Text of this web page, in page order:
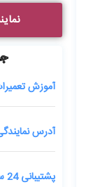
آموزش
آدرس
پشتیبانی 24 ساعته گوشی های همراه